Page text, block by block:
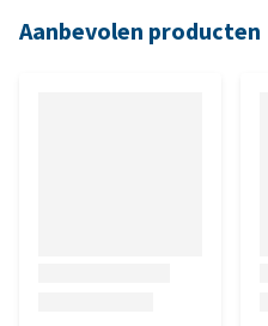
Aanbevolen producten